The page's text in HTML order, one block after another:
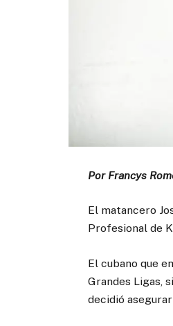
Por Francys
El matancero
Profesional de
El cubano que
Grandes Ligas,
decidió